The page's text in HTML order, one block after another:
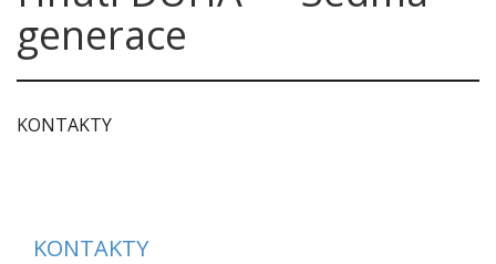
generace
KONTAKTY
KONTAKTY